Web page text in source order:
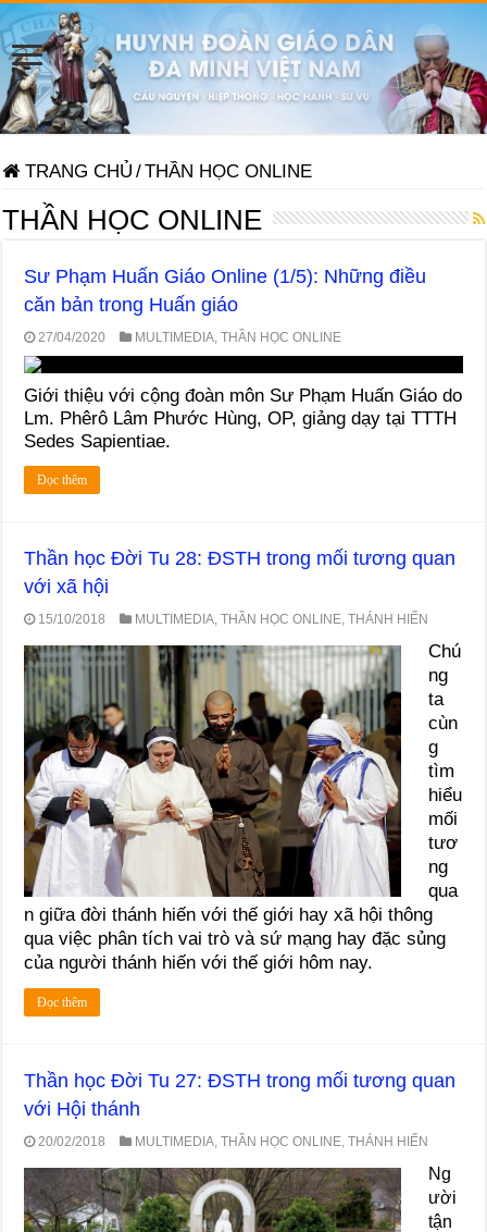
TRANG CHỦ /THẦN HỌC ONLINE
THẦN HỌC ONLINE
Sư Phạm Huấn Giáo Online (1/5): Những điều
căn bản trong Huấn giáo
27/04/2020 MULTIMEDIA ,THẦN HỌC ONLINE
Giới thiệu với cộng đoàn môn Sư Phạm Huấn Giáo do
Lm. Phêrô Lâm Phước Hùng, OP, giảng dạy tại TTTH
Sedes Sapientiae.
Đọc thêm
Thần học Đời Tu 28: ĐSTH trong mối tương quan
với xã hội
15/10/2018 MULTIMEDIA ,THẦN HỌC ONLINE ,THÁNH HIẾN
Chú
ng
ta
cùn
g
tìm
hiểu
mối
tươ
ng
qua
n giữa đời thánh hiến với thế giới hay xã hội thông
qua việc phân tích vai trò và sứ mạng hay đặc sủng
của người thánh hiến với thế giới hôm nay.
Đọc thêm
Thần học Đời Tu 27: ĐSTH trong mối tương quan
với Hội thánh
20/02/2018 MULTIMEDIA ,THẦN HỌC ONLINE ,THÁNH HIẾN
Ng
ười
tận